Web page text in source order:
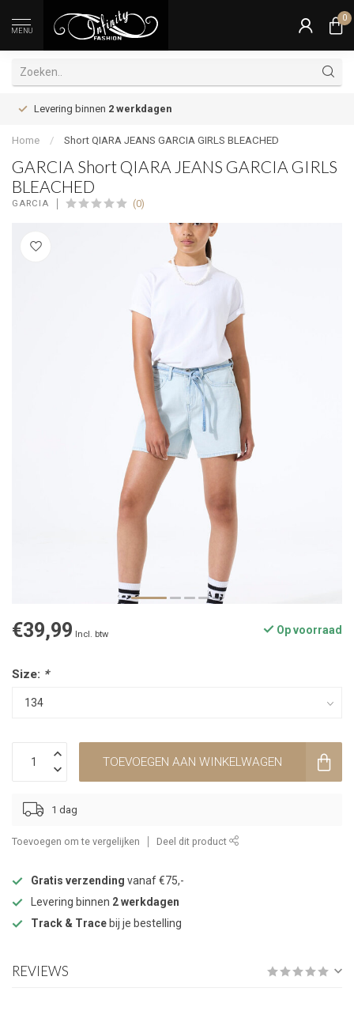
MENU
0
Levering binnen 2 werkdagen
Home / Short QIARA JEANS GARCIA GIRLS BLEACHED
GARCIA Short QIARA JEANS GARCIA GIRLS
BLEACHED
GARCIA (0)
€39,99 Incl. btw Op voorraad
Size: *
TOEVOEGEN AAN WINKELWAGEN
1 dag
Toevoegen om te vergelijken Deel dit product
Gratis verzending vanaf €75,-
Levering binnen 2 werkdagen
Track & Trace bij je bestelling
REVIEWS